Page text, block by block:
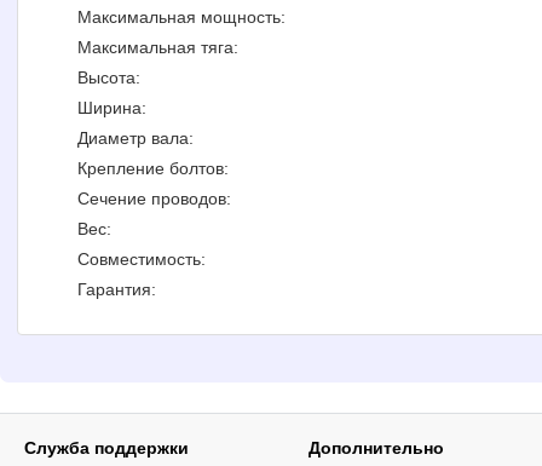
Максимальная мощность:
Максимальная тяга:
Высота:
Ширина:
Диаметр вала:
Крепление болтов:
Сечение проводов:
Вес:
Совместимость:
Гарантия:
Служба поддержки
Дополнительно